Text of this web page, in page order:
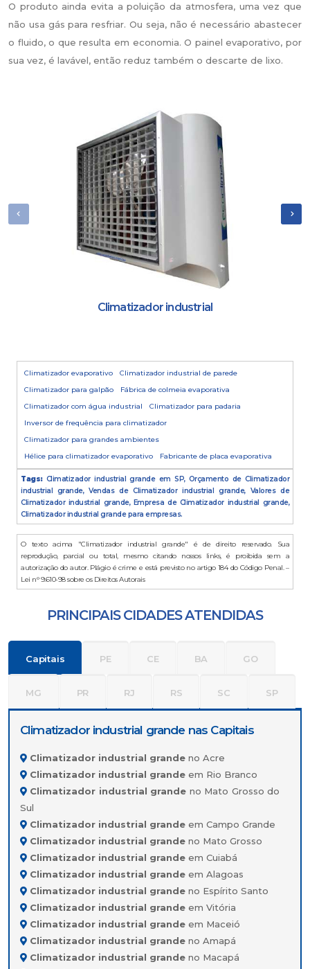
O produto ainda evita a poluição da atmosfera, uma vez que
não usa gás para resfriar. Ou seja, não é necessário abastecer
o fluido, o que resulta em economia. O painel evaporativo, por
sua vez, é lavável, então reduz também o descarte de lixo.
Climatizador industrial
Climatizador evaporativo
Climatizador industrial de parede
Climatizador para galpão
Fábrica de colmeia evaporativa
Climatizador com água industrial
Climatizador para padaria
Inversor de frequência para climatizador
Climatizador para grandes ambientes
Hélice para climatizador evaporativo
Fabricante de placa evaporativa
Tags:Climatizador industrial grande em SP, Orçamento de Climatizador
industrial grande, Vendas de Climatizador industrial grande, Valores de
Climatizador industrial grande, Empresa de Climatizador industrial grande,
Climatizador industrial grande para empresas.
O texto acima "Climatizador industrial grande" é de direito reservado. Sua
reprodução, parcial ou total, mesmo citando nossos links, é proibida sem a
autorização do autor. Plágio é crime e está previsto no artigo 184 do Código Penal. –
Lei n° 9.610-98 sobre os Direitos Autorais
PRINCIPAIS CIDADES ATENDIDAS
Capitais PE CE BA GO
MG PR RJ RS SC SP
Climatizador industrial grande nas Capitais
Climatizador industrial grande no Acre
Climatizador industrial grande em Rio Branco
Climatizador industrial grande no Mato Grosso do
Sul
Climatizador industrial grande em Campo Grande
Climatizador industrial grande no Mato Grosso
Climatizador industrial grande em Cuiabá
Climatizador industrial grande em Alagoas
Climatizador industrial grande no Espírito Santo
Climatizador industrial grande em Vitória
Climatizador industrial grande em Maceió
Climatizador industrial grande no Amapá
Climatizador industrial grande no Macapá